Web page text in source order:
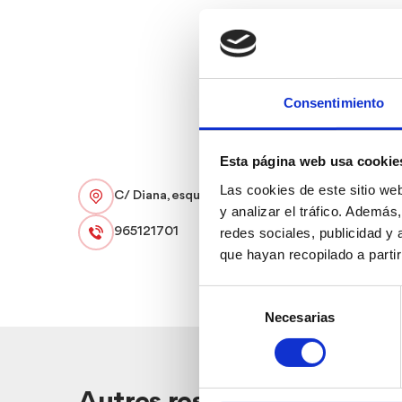
Consentimiento
Esta página web usa
Las cookies de este sitio
y analizar el tráfico.
redes sociales, publicidad y
que hayan recopilado a
consentimiento
Necesarias
C/ Diana, esquina con Joan Fuster, s/n
965121701